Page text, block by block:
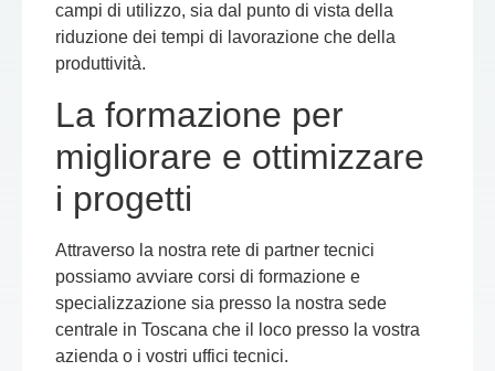
campi di utilizzo, sia dal punto di vista della
riduzione dei tempi di lavorazione che della
produttività.
La formazione per
migliorare e ottimizzare
i progetti
Attraverso la nostra rete di partner tecnici
possiamo avviare corsi di formazione e
specializzazione sia presso la nostra sede
centrale in Toscana che il loco presso la vostra
azienda o i vostri uffici tecnici.